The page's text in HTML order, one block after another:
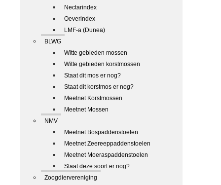
Nectarindex
Oeverindex
LMF-a (Dunea)
BLWG
Witte gebieden mossen
Witte gebieden korstmossen
Staat dit mos er nog?
Staat dit korstmos er nog?
Meetnet Korstmossen
Meetnet Mossen
NMV
Meetnet Bospaddenstoelen
Meetnet Zeereeppaddenstoelen
Meetnet Moeraspaddenstoelen
Staat deze soort er nog?
Zoogdiervereniging